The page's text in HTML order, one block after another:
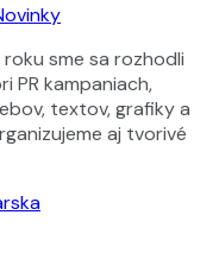
sme sa rozhodli
PR kampaniach,
textov, grafiky a
aj tvorivé